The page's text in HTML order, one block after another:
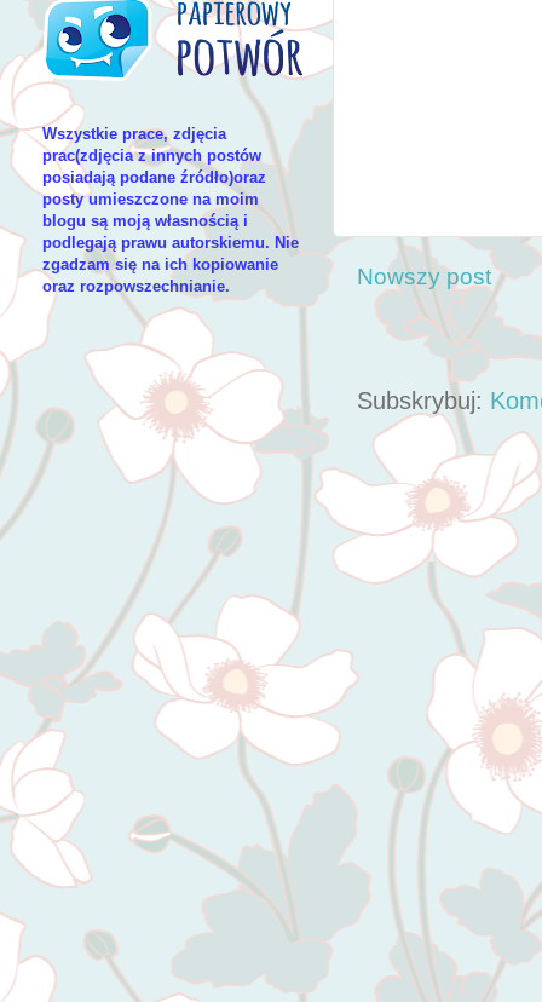
Nowszy post
Subskrybuj:
Wszystkie prace, zdjęcia
prac(zdjęcia z innych postów
posiadają podane źródło)oraz
posty umieszczone na moim
blogu są moją własnością i
podlegają prawu autorskiemu. Nie
zgadzam się na ich kopiowanie
oraz rozpowszechnianie.